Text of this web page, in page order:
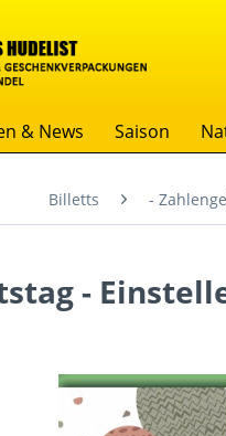
& News Saison
Billetts -
-